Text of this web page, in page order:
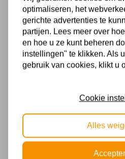
een uitgesproken kleur
staat vaak het mooist als er
warm accent terugkomt, zoals
spiegelrand of een warme
Een zwarte aaplamp is juist
een zwarte aaplamp een sterk
meer als statement werkt. In
hij minder op, maar geeft hij
vorm.
optimaliseren, het
gerichte advertenties te
partijen. Lees meer over
en hoe u ze kunt beheren
instellingen" te klikken. Als
gebruik van cookies, klikt u
Cookie
Alles